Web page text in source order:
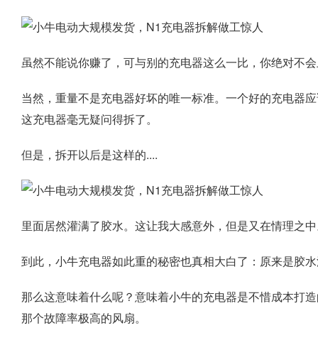
虽然不能说你赚了，可与别的充电器这么一比，你绝对不
当然，重量不是充电器好坏的唯一标准。一个好的充电器
这充电器毫无疑问得拆了。
但是，拆开以后是这样的....
里面居然灌满了胶水。这让我大感意外，但是又在情理之
到此，小牛充电器如此重的秘密也真相大白了：原来是胶
那么这意味着什么呢？意味着小牛的充电器是不惜成本打
那个故障率极高的风扇。